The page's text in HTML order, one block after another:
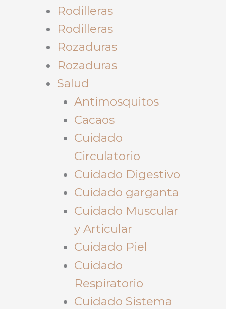
Rodilleras
Rodilleras
Rozaduras
Rozaduras
Salud
Antimosquitos
Cacaos
Cuidado
Circulatorio
Cuidado Digestivo
Cuidado garganta
Cuidado Muscular
y Articular
Cuidado Piel
Cuidado
Respiratorio
Cuidado Sistema